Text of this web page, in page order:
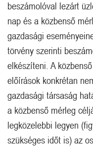
beszámolóval lezárt
nap és a közbenső
gazdasági
törvény szerinti
elkészíteni. A
előírások konkrétan
gazdasági társaság
a közbenső mérleg
legközelebbi legyen
szükséges időt is) az